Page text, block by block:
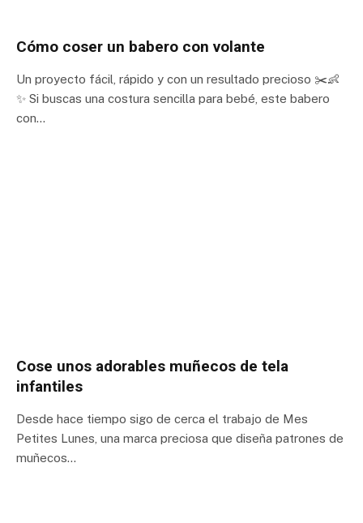
Cómo coser un babero con volante
Un proyecto fácil, rápido y con un resultado precioso ✂️👶
✨ Si buscas una costura sencilla para bebé, este babero
con…
Cose unos adorables muñecos de tela
infantiles
Desde hace tiempo sigo de cerca el trabajo de Mes
Petites Lunes, una marca preciosa que diseña patrones de
muñecos…